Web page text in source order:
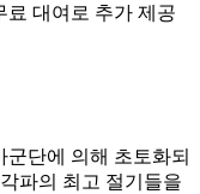
료 대여로 추가 제공
단에 의해 초토화되
파의 최고 절기들을